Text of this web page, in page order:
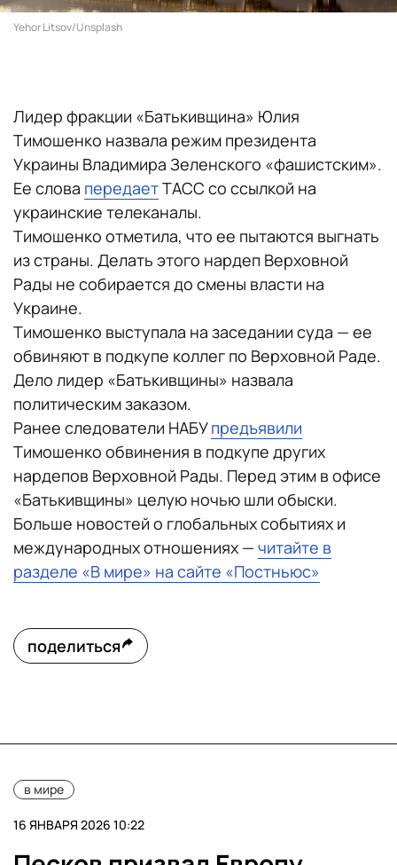
Yehor Litsov/Unsplash
Лидер фракции «Батькивщина» Юлия
Тимошенко назвала режим президента
Украины Владимира Зеленского «фашистским».
Ее слова передаетТАСС со ссылкой на
украинские телеканалы.
Тимошенко отметила, что ее пытаются выгнать
из страны. Делать этого нардеп Верховной
Рады не собирается до смены власти на
Украине.
Тимошенко выступала на заседании суда — ее
обвиняют в подкупе коллег по Верховной Раде.
Дело лидер «Батькивщины» назвала
политическим заказом.
Ранее следователи НАБУпредъявили
Тимошенко обвинения в подкупе других
нардепов Верховной Рады. Перед этим в офисе
«Батькивщины» целую ночью шли обыски.
Больше новостей о глобальных событиях и
международных отношениях — читайте в
разделе «В мире» на сайте «Постньюс»
поделиться
в мире
16 ЯНВАРЯ 2026 10:22